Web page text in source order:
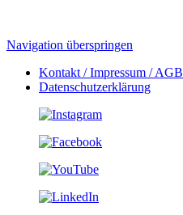
Navigation überspringen
Kontakt / Impressum / AGB
Datenschutzerklärung